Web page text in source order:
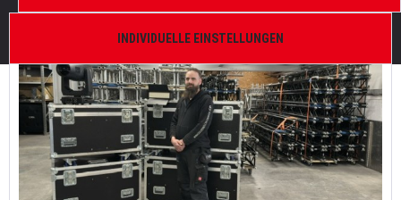
INDIVIDUELLE EINSTELLUNGEN